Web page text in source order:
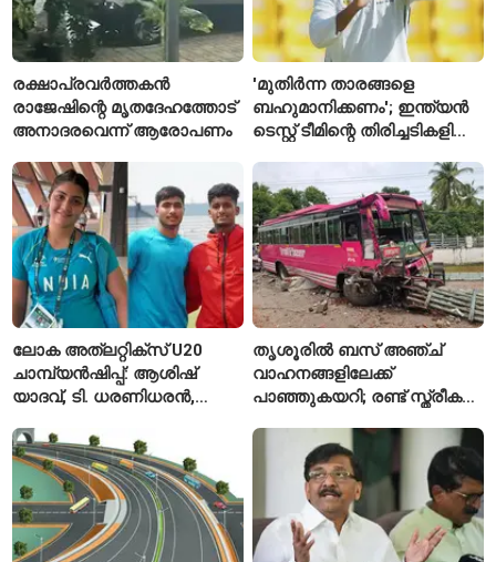
രക്ഷാപ്രവർത്തകൻ
രാജേഷിന്റെ മൃതദേഹത്തോട്
അനാദരവെന്ന് ആരോപണം
'മുതിർന്ന താരങ്ങളെ
ബഹുമാനിക്കണം'; ഇന്ത്യൻ
ടെസ്റ്റ് ടീമിന്റെ തിരിച്ചടികളിൽ
രഹാനെ
ലോക അത്‌ലറ്റിക്സ് U20
ചാമ്പ്യൻഷിപ്പ്: ആശിഷ്
യാദവ്, ടി. ധരണിധരൻ,
ഫൈനലിൽ
തൃശൂരിൽ ബസ് അഞ്ച്
വാഹനങ്ങളിലേക്ക്
പാഞ്ഞുകയറി; രണ്ട് സ്ത്രീകൾ